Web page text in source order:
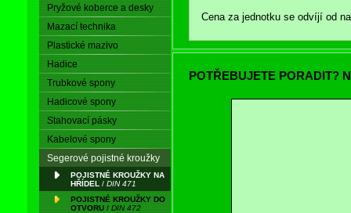
Pryžové koberce a desky
Mazací technika
Plastické mazivo
Hadice
Trubkové spony
Hadicové spony
Stahovací pásky
Kabelové spony
Segerové pojistné kroužky
POJISTNÉ KROUŽKY NA
HŘÍDEL / DIN 471
POJISTNÉ KROUŽKY DO
OTVORU / DIN 472
Cena za jednotku se odvíjí od
POTŘEBUJETE PORADIT?